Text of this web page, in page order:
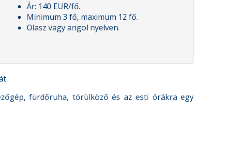
Ár: 140 EUR/fő.
Minimum 3 fő, maximum 12 fő.
Olasz vagy angol nyelven.
fürdőruha, törülköző és az esti órákra egy